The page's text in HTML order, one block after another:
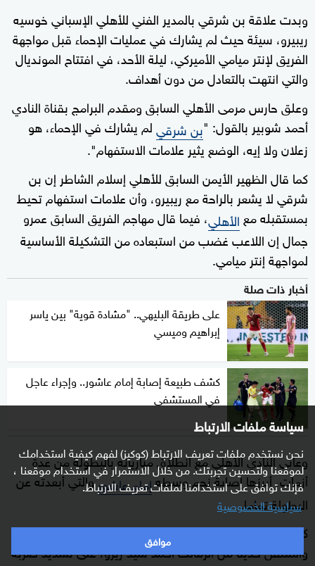
سياسة ملفات الارتباط
نحن نستخدم ملفات تعريف الارتباط (كوكيز) لفهم كيفية استخدامك
لموقعنا ولتحسين تجربتك. من خلال الاستمرار في استخدام موقعنا ،
فإنك توافق على استخدامنا لملفات تعريف الارتباط.
سياسية الخصوصية
موافق
وبدت علاقة بن شرقي بالمدير الفني للأهلي الإسباني خوسيه
ريبيرو، سيئة حيث لم يشارك في عمليات الإحماء قبل مواجهة
الفريق لإنتر ميامي الأميركي، ليلة الأحد، في افتتاح المونديال
والتي انتهت بالتعادل من دون أهداف.
وعلق حارس مرمى الأهلي السابق ومقدم البرامج بقناة النادي
أحمد شوبير بالقول: "بن شرقيلم يشارك في الإحماء، هو
زعلان ولا إيه، الوضع يثير علامات الاستفهام".
كما قال الظهير الأيمن السابق للأهلي إسلام الشاطر إن بن
شرقي لا يشعر بالراحة مع ريبيرو، وأن علامات استفهام تحيط
بمستقبله مع الأهلي، فيما قال مهاجم الفريق السابق عمرو
جمال إن اللاعب غضب من استبعاده من التشكيلة الأساسية
لمواجهة إنتر ميامي.
أخبار ذات صلة
على طريقة البليهي.. "مشادة قوية" بين ياسر
إبراهيم وميسي
كشف طبيعة إصابة إمام عاشور.. وإجراء عاجل
في المستشفى
وعانى النادي الأهلي مع انطلاق مبارياته بالبطولة من عدة
أزمات، أبرزها إصابة نجم وسطهإمام عاشوروالتي أبعدته عن
البطولة تماما.
كذلك ظهر تنافس بين اللاعبين تريزيغيه، ووسام أبو علي،
والمنتقل حديثا من الزمالك أحمد سيد زيزو، على تسديد ضربة